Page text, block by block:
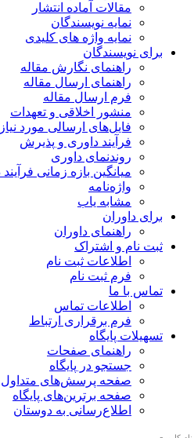
مقالات آماده انتشار
نمایه نویسندگان
نمایه واژه های کلیدی
برای نویسندگان
راهنمای نگارش مقاله
راهنمای ارسال مقاله
فرم ارسال مقاله
منشور اخلاقی و تعهدات
فایل‌های ارسالی مورد
فرآیند داوری و پذیرش
روندنمای داوری
میانگین بازه زمانی
واژه‌نامه
مشابه یاب
برای داوران
راهنمای داوران
ثبت نام و اشتراک
اطلاعات ثبت نام
فرم ثبت نام
تماس با ما
اطلاعات تماس
فرم برقراری ارتباط
تسهیلات پایگاه
راهنمای صفحات
جستجو در پایگاه
صفحه پرسش‌های متداول
صفحه برترین‌های پایگاه
اطلاع‌رسانی به دوستان